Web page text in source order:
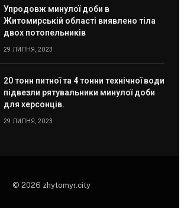
Упродовж минулої доби в
Житомирській області виявлено тіла
двох потопельників
29 ЛИПНЯ, 2023
20 тонн питної та 4 тонни технічної води
підвезли рятувальники минулої доби
для херсонців.
29 ЛИПНЯ, 2023
© 2026 zhytomyr.city